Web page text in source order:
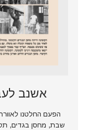
אשנב לעבר 6 –
הפעם החלטנו
שבת, מחסן בגדים,